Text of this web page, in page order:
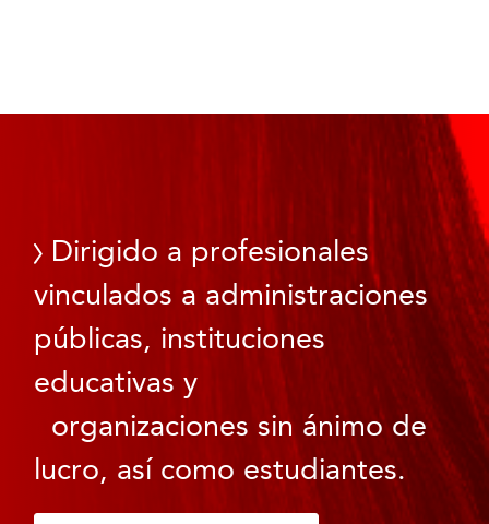
Dirigido a profesionales
vinculados a administraciones
públicas, instituciones
educativas y
organizaciones sin ánimo de
lucro, así como estudiantes.